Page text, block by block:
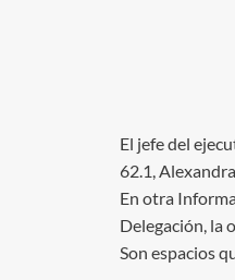
El jefe del
62.1,
En otra
Delegación, la
Son espacios